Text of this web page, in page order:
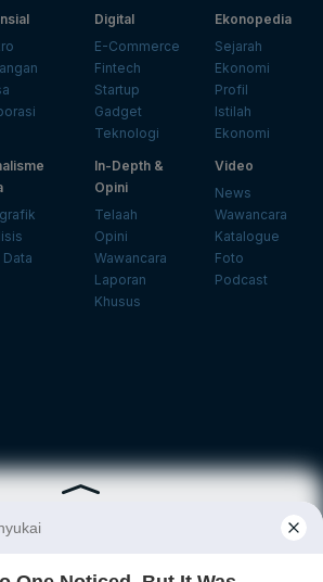
Digital
E-Commerce
Fintech
Startup
Gadget
Teknologi
Ekonopedia
Sejarah
Ekonomi
Profil
Istilah
Ekonomi
Data
In-Depth &
Opini
Telaah
Opini
Wawancara
Laporan
Khusus
Video
News
Wawancara
Katalogue
Foto
Podcast